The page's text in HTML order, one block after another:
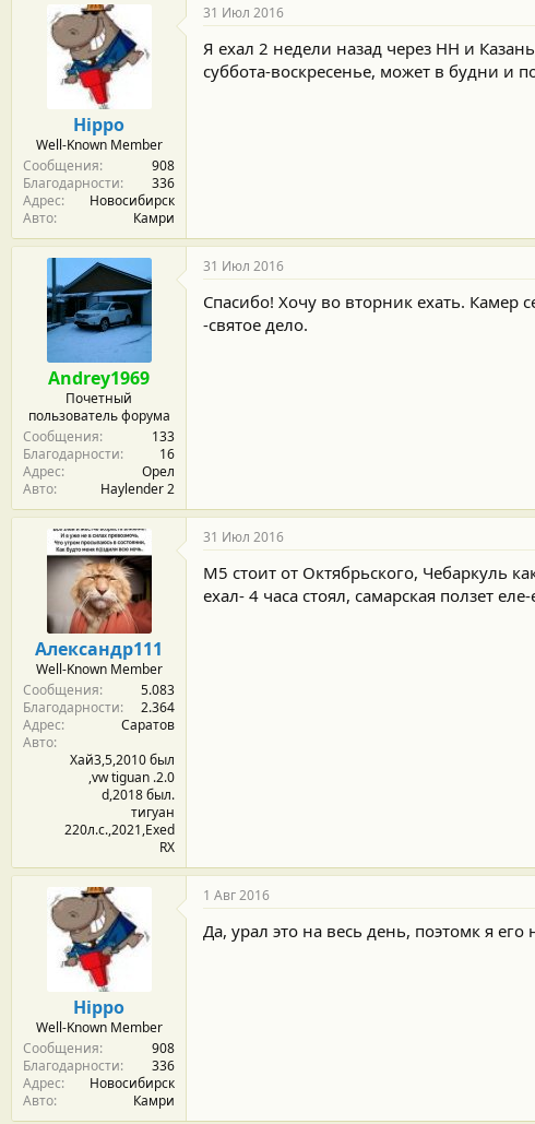
Hippo
Well-Known Member
Сообщения
908
Благодарности
336
Адрес
Новосибирск
Авто
Камри
31 Июл 2016
Я ехал 2 недели назад через НН и
суббота-воскресенье, может в будни и
Andrey1969
Почетный
пользователь форума
Сообщения
133
Благодарности
16
Адрес
Орел
Авто
Haylender 2
31 Июл 2016
Спасибо! Хочу во вторник ехать. Камер
-святое дело.
Александр111
Well-Known Member
Сообщения
5.083
Благодарности
2.364
Адрес
Саратов
Авто
Хай3,5,2010 был
,vw tiguan .2.0
d,2018 был.
тигуан
220л.с.,2021,Exed
RX
31 Июл 2016
М5 стоит от Октябрьского, Чебаркуль
ехал- 4 часа стоял, самарская ползет
Hippo
Well-Known Member
Сообщения
908
Благодарности
336
Адрес
Новосибирск
Авто
Камри
1 Авг 2016
Да, урал это на весь день, поэтомк я